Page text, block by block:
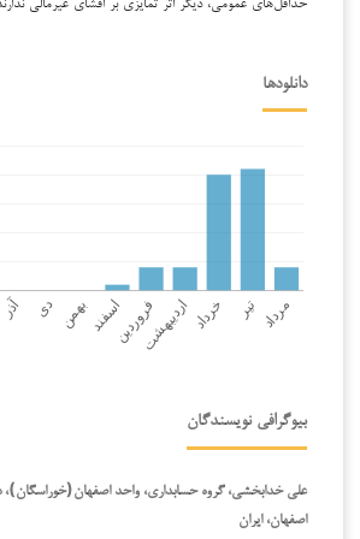
دانلودها
بیوگرافی نویسندگان
علی خدابخشی، گروه حسابداری، واحد اصفهان(خوراسگان)،
اصفهان، ایران